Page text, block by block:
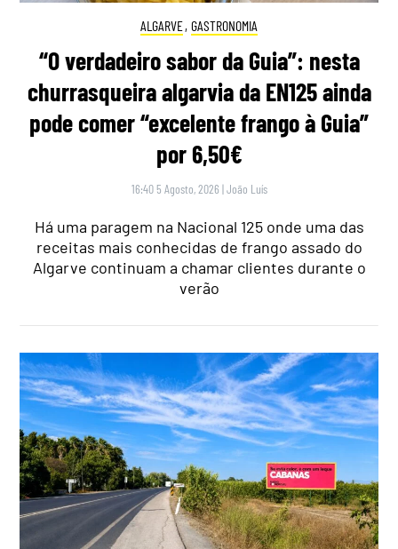
ALGARVE, GASTRONOMIA
“O verdadeiro sabor da Guia”: nesta
churrasqueira algarvia da EN125 ainda
pode comer “excelente frango à Guia”
por 6,50€
16:40 5 Agosto, 2026 |João Luís
Há uma paragem na Nacional 125 onde uma das
receitas mais conhecidas de frango assado do
Algarve continuam a chamar clientes durante o
verão